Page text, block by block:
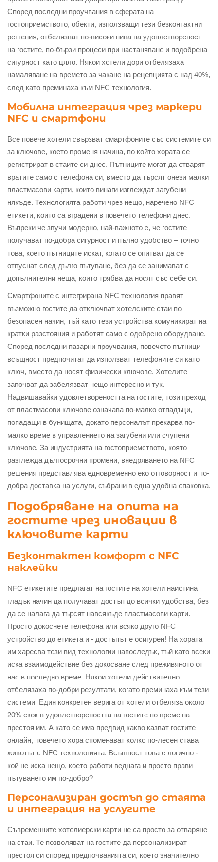
Според последни проучвания в сферата на
гостоприемството, обекти, използващи тези безконтактни
решения, отбелязват по-високи нива на удовлетвореност
на гостите, по-бързи процеси при настаняване и подобрена
сигурност като цяло. Някои хотели дори отбелязаха
намаляване на времето за чакане на рецепцията с над 40%,
след като преминаха към NFC технология.
Мобилна интеграция чрез маркери
NFC и смартфони
Все повече хотели свързват смартфоните със системите си
за ключове, което променя начина, по който хората се
регистрират в стаите си днес. Пътниците могат да отварят
вратите само с телефона си, вместо да търсят онези малки
пластмасови карти, които винаги изглеждат загубени
някъде. Технологията работи чрез нещо, наречено NFC
етикети, които са вградени в повечето телефони днес.
Въпреки че звучи модерно, най-важното е, че гостите
получават по-добра сигурност и пълно удобство – точно
това, което пътниците искат, когато се опитват да се
отпуснат след дълго пътуване, без да се занимават с
допълнителни неща, които трябва да носят със себе си.
Смартфоните с интегрирана NFC технология правят
възможно гостите да отключват хотелските стаи по
безопасен начин, тъй като тези устройства комуникират на
кратки разстояния и работят само с одобрено оборудване.
Според последни пазарни проучвания, повечето пътници
всъщност предпочитат да използват телефоните си като
ключ, вместо да носят физически ключове. Хотелите
започват да забелязват нещо интересно и тук.
Надвишавайки удовлетвореността на гостите, този преход
от пластмасови ключове означава по-малко отпадъци,
попадащи в бунищата, докато персоналът прекарва по-
малко време в управлението на загубени или счупени
ключове. За индустрията на гостоприемството, която
разглежда дългосрочни промени, внедряването на NFC
решения представлява едновременно еко отговорност и по-
добра доставка на услуги, събрани в една удобна опаковка.
Подобряване на опита на
гостите чрез иновации в
ключовите карти
Безконтактен комфорт с NFC
наклейки
NFC етикетите предлагат на гостите на хотели наистина
гладък начин да получават достъп до всички удобства, без
да се налага да търсят навсякъде пластмасови карти.
Просто докоснете телефона или всяко друго NFC
устройство до етикета и - достъпът е осигурен! На хората
им харесва този вид технологии напоследък, тъй като всеки
иска взаимодействие без докосване след преживяното от
нас в последно време. Някои хотели действително
отбелязаха по-добри резултати, когато преминаха към тези
системи. Един конкретен верига от хотели отбеляза около
20% скок в удовлетвореността на гостите по време на
престоя им. А като се има предвид какво казват гостите
онлайн, повечето хора споменават колко по-лесен става
животът с NFC технологията. Всъщност това е логично -
кой не иска нещо, което работи веднага и просто прави
пътуването им по-добро?
Персонализиран достъп до стаята
и интеграция на услугите
Съвременните хотелиерски карти не са просто за отваряне
на стаи. Те позволяват на гостите да персонализират
престоя си според предпочванията си, което значително